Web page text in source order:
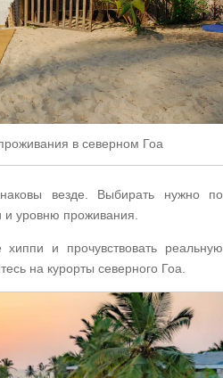
в северном Гоа
везде. Выбирать нужно по
и уровню проживания.
и прочувствовать реальную
на курорты северного Гоа.